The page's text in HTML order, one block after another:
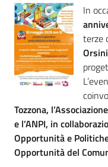
Seguici
su
In
terze
Tozzona,
e l’ANPI, in
Opportunità e
Opportunità del